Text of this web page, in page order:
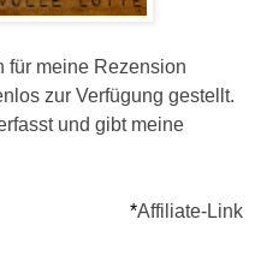
für meine Rezension
zur Verfügung gestellt.
und gibt meine
*Affiliate-Link